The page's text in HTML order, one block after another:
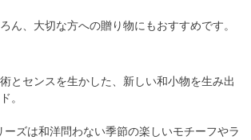
ん、大切な方への贈り物にもおすすめです。
とセンスを生かした、新しい和小物を生み出
。
ーズは和洋問わない季節の楽しいモチーフやラ